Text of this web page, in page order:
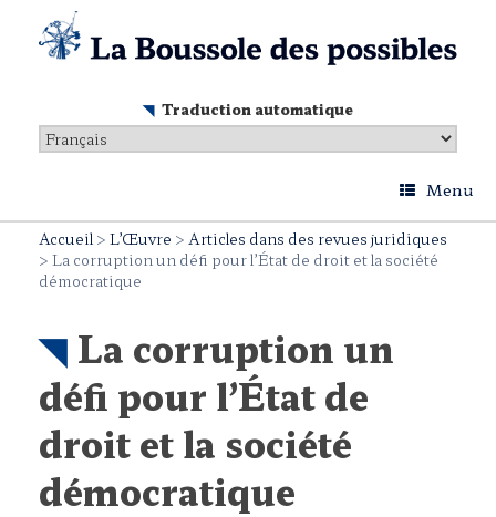
content
Traduction automatique
Menu
Accueil> L’Œuvre > Articles dans des revues juridiques
> La corruption un défi pour l’État de droit et la société
démocratique
La corruption un
défi pour l’État de
droit et la société
démocratique